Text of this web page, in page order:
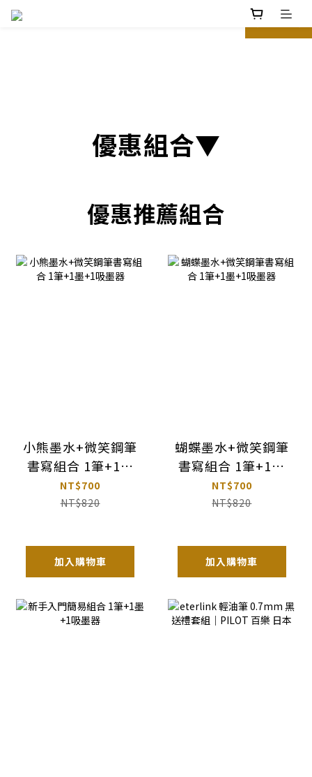
prev next
優惠組合▼
優惠推薦組合
小熊墨水+微笑鋼筆
書寫組合 1筆+1墨
+1吸墨器
NT$700
NT$820
加入購物車
蝴蝶墨水+微笑鋼筆
書寫組合 1筆+1墨
+1吸墨器
NT$700
NT$820
加入購物車